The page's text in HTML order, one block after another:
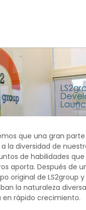
que una gran
la diversidad de
de habilidades
aporta. Después de
original de LS2group
la naturaleza
rápido crecimiento.